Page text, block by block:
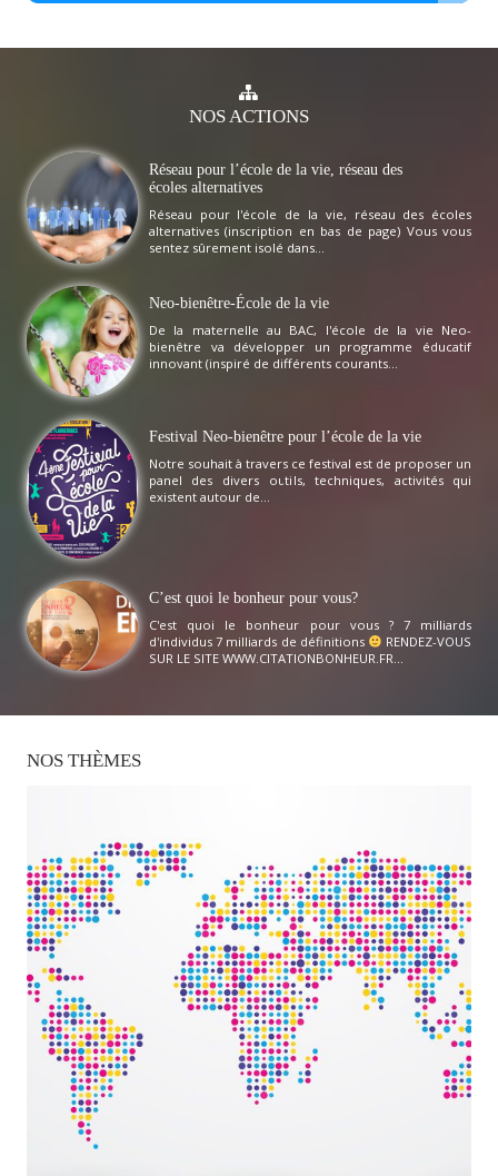
NOSACTIONS
Réseau pour l’école de la vie, réseau des
écoles alternatives
Réseau pour l'école de la vie, réseau des écoles
alternatives (inscription en bas de page) Vous vous
sentez sûrement isolé dans...
Neo-bienêtre-École de la vie
De la maternelle au BAC, l'école de la vie Neo-
bienêtre va développer un programme éducatif
innovant (inspiré de différents courants...
Festival Neo-bienêtre pour l’école de la vie
Notre souhait à travers ce festival est de proposer un
panel des divers outils, techniques, activités qui
existent autour de...
C’est quoi le bonheur pour vous?
C'est quoi le bonheur pour vous ? 7 milliards
d'individus 7 milliards de définitions
RENDEZ-VOUS
SUR LE SITE WWW.CITATIONBONHEUR.FR...
NOS THÈMES